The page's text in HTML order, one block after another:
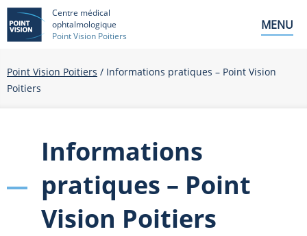
Centre médical
ophtalmologique
Point Vision Poitiers
MENU
Point Vision Poitiers / Informations pratiques – Point Vision
Poitiers
Informations
pratiques – Point
Vision Poitiers